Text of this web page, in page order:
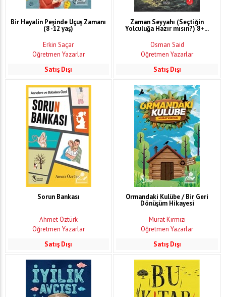
Bir Hayalin Peşinde Uçuş Zamanı
(8 -12 yaş)
Erkin Saçar
Öğretmen Yazarlar
Satış Dışı
Zaman Seyyahı (Seçtiğin
Yolculuğa Hazır mısın?) 8+...
Osman Said
Öğretmen Yazarlar
Satış Dışı
Sorun Bankası
Ahmet Öztürk
Öğretmen Yazarlar
Satış Dışı
Ormandaki Kulübe / Bir Geri
Dönüşüm Hikayesi
Murat Kırmızı
Öğretmen Yazarlar
Satış Dışı